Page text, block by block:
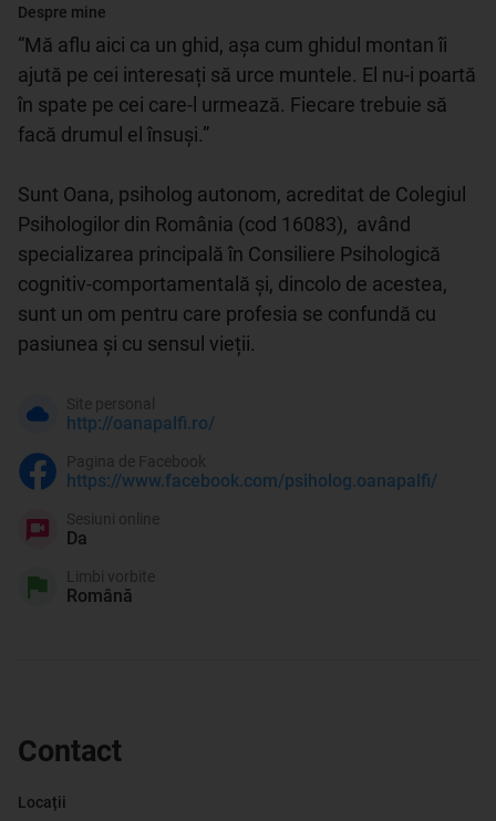
Despre mine
“Mă aflu aici ca un ghid, aşa cum ghidul montan îi
ajută pe cei interesați să urce muntele. El nu-i poartă
în spate pe cei care-l urmează. Fiecare trebuie să
facă drumul el însuşi.”
Sunt Oana, psiholog autonom, acreditat de Colegiul
Psihologilor din România (cod 16083),  având
specializarea principală în Consiliere Psihologică
cognitiv-comportamentală și, dincolo de acestea,
sunt un om pentru care profesia se confundă cu
pasiunea și cu sensul vieții.
http://oanapalfi.ro/
Site personal
https://www.facebook.com/psiholog.oanapalfi/
Pagina de Facebook
Da
Sesiuni online
Română
Limbi vorbite
Contact
Locații